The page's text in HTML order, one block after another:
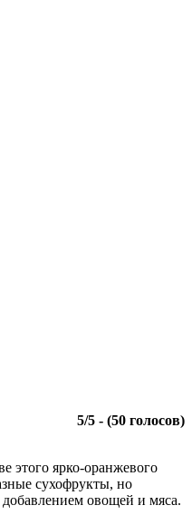
5/5 - (50 голосов)
этого ярко-оранжевого
сухофрукты, но
овощей и мяса.